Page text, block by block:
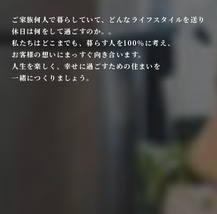
ご家族何人で暮らしていて、どんなライフスタイルを送り
休日は何をして過ごすのか。。
私たちはどこまでも、暮らす人を100％に考え、
お客様の想いにまっすぐ向き合います。
人生を楽しく、幸せに過ごすための住まいを
一緒につくりましょう。